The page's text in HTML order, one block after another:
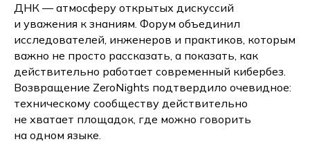
ДНК — атмосферу открытых дискуссий
и уважения к знаниям. Форум объединил
исследователей, инженеров и практиков, которым
важно не просто рассказать, а показать, как
действительно работает современный кибербез.
Возвращение ZeroNights подтвердило очевидное:
техническому сообществу действительно
не хватает площадок, где можно говорить
на одном языке.